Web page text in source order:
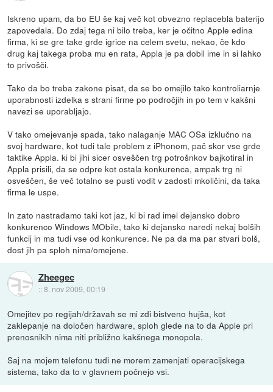
Iskreno upam, da bo EU še kaj več kot obvezno replacebla baterijo
zapovedala. Do zdaj tega ni bilo treba, ker je očitno Apple edina
firma, ki se gre take grde igrice na celem svetu, nekao, če kdo
drug kaj takega proba mu en rata, Appla je pa dobil ime in si lahko
to privošči.
Tako da bo treba zakone pisat, da se bo omejilo tako kontroliarnje
uporabnosti izdelka s strani firme po področjih in po tem v kakšni
navezi se uporabljajo.
V tako omejevanje spada, tako nalaganje MAC OSa izklučno na
svoj hardware, kot tudi tale problem z iPhonom, pač skor vse grde
taktike Appla. ki bi jihi sicer osveščen trg potrošnkov bajkotiral in
Appla prisili, da se odpre kot ostala konkurenca, ampak trg ni
osveščen, še več totalno se pusti vodit v zadosti mkoličini, da taka
firma le uspe.
In zato nastradamo taki kot jaz, ki bi rad imel dejansko dobro
konkurenco Windows MObile, tako ki dejansko naredi nekaj bolših
funkcij in ma tudi vse od konkurence. Ne pa da ma par stvari bolš,
dost jih pa sploh nima/omejene.
Zheegec
::8. nov 2009, 00:19
Omejitev po regijah/državah se mi zdi bistveno hujša, kot
zaklepanje na določen hardware, sploh glede na to da Apple pri
prenosnikih nima niti približno kakšnega monopola.
Saj na mojem telefonu tudi ne morem zamenjati operacijskega
sistema, tako da to v glavnem počnejo vsi.